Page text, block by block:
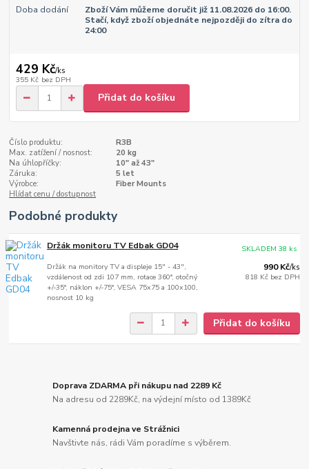
Doba dodání
Zboží Vám můžeme doručit již 11.08.2026 do 16:00.
Stačí, když zboží objednáte nejpozději do zítra do
24:00
429 Kč/ks
355 Kč bez DPH
Přidat do košíku
Číslo produktu:
R3B
Max. zatížení / nosnost:
20 kg
Na úhlopříčky:
10" až 43"
Záruka:
5 let
Výrobce:
Fiber Mounts
Hlídat cenu / dostupnost
Podobné produkty
Držák monitoru TV Edbak GD04
Držák na monitory TV a displeje 15" - 43",
vzdálenost od zdi 107 mm, rotace 360°, otočný
+/-35°, náklon +/-75°, VESA 75x75 a 100x100,
nosnost 10 kg
990 Kč/ks
818 Kč bez DPH
SKLADEM 38 ks
Přidat do košíku
Doprava ZDARMA při nákupu nad 2289 Kč
Na adresu od 2289Kč, na výdejní místo od 1389Kč
Kamenná prodejna ve Strážnici
Navštivte nás, rádi Vám poradíme s výběrem.